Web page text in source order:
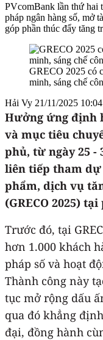
PVcomBank lần thứ hai
pháp ngân hàng số, mở
góp phần thúc đẩy tăng
GRECO 2025 có
minh, sáng chế
Hải Vy 21/11/2025 10:04
Hưởng ứng định
và mục tiêu
phủ, từ ngày 25 -
liên tiếp tham dự
phẩm, dịch vụ
(GRECO 2025)
Trước đó, tại
hơn 1.000 khách
pháp số và hoạt
Thành công này
tục mở rộng dấu
qua đó khẳng
đại, đồng hành